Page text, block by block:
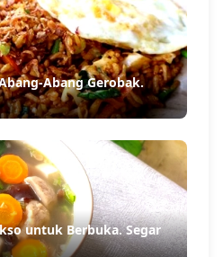
Abang Gerobak.
untuk Berbuka. Segar